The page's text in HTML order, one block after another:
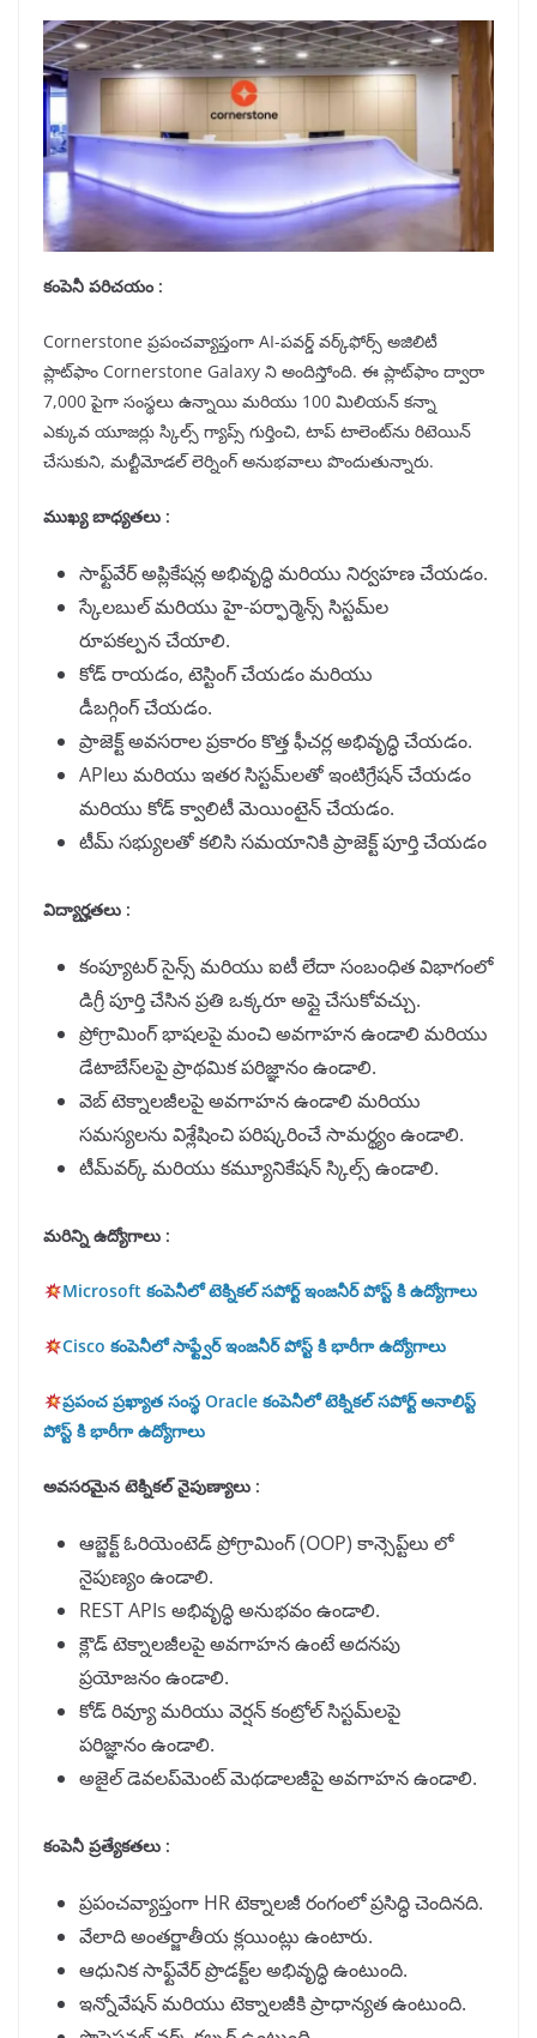
కంపెనీ పరిచయం :
Cornerstone ప్రపంచవ్యాప్తంగా AI-పవర్డ్ వర్క్‌ఫోర్స్ అజిలిటీ
ప్లాట్‌ఫాం Cornerstone Galaxy ని అందిస్తోంది. ఈ ప్లాట్‌ఫాం ద్వారా
7,000 పైగా సంస్థలు ఉన్నాయి మరియు 100 మిలియన్ కన్నా
ఎక్కువ యూజర్లు స్కిల్స్ గ్యాప్స్ గుర్తించి, టాప్ టాలెంట్‌ను రిటెయిన్
చేసుకుని, మల్టీమోడల్ లెర్నింగ్ అనుభవాలు పొందుతున్నారు.
ముఖ్య బాధ్యతలు :
సాఫ్ట్‌వేర్ అప్లికేషన్ల అభివృద్ధి మరియు నిర్వహణ చేయడం.
స్కేలబుల్ మరియు హై-పర్ఫార్మెన్స్ సిస్టమ్‌ల
రూపకల్పన చేయాలి.
కోడ్ రాయడం, టెస్టింగ్ చేయడం మరియు
డీబగ్గింగ్ చేయడం.
ప్రాజెక్ట్ అవసరాల ప్రకారం కొత్త ఫీచర్ల అభివృద్ధి చేయడం.
APIలు మరియు ఇతర సిస్టమ్‌లతో ఇంటిగ్రేషన్ చేయడం
మరియు కోడ్ క్వాలిటీ మెయింటైన్ చేయడం.
టీమ్ సభ్యులతో కలిసి సమయానికి ప్రాజెక్ట్ పూర్తి చేయడం
విద్యార్హతలు :
కంప్యూటర్ సైన్స్ మరియు ఐటీ లేదా సంబంధిత విభాగంలో
డిగ్రీ పూర్తి చేసిన ప్రతి ఒక్కరూ అప్లై చేసుకోవచ్చు.
ప్రోగ్రామింగ్ భాషలపై మంచి అవగాహన ఉండాలి మరియు
డేటాబేస్‌లపై ప్రాథమిక పరిజ్ఞానం ఉండాలి.
వెబ్ టెక్నాలజీలపై అవగాహన ఉండాలి మరియు
సమస్యలను విశ్లేషించి పరిష్కరించే సామర్థ్యం ఉండాలి.
టీమ్‌వర్క్ మరియు కమ్యూనికేషన్ స్కిల్స్ ఉండాలి.
మరిన్ని ఉద్యోగాలు :
Microsoft కంపెనీలో టెక్నికల్ సపోర్ట్ ఇంజనీర్ పోస్ట్ కి ఉద్యోగాలు
Cisco కంపెనీలో సాఫ్ట్వేర్ ఇంజనీర్ పోస్ట్ కి భారీగా ఉద్యోగాలు
ప్రపంచ ప్రఖ్యాత సంస్థ Oracle కంపెనీలో టెక్నికల్ సపోర్ట్ అనాలిస్ట్
పోస్ట్ కి భారీగా ఉద్యోగాలు
అవసరమైన టెక్నికల్ నైపుణ్యాలు :
ఆబ్జెక్ట్ ఓరియెంటెడ్ ప్రోగ్రామింగ్ (OOP) కాన్సెప్ట్‌లు లో
నైపుణ్యం ఉండాలి.
REST APIs అభివృద్ధి అనుభవం ఉండాలి.
క్లౌడ్ టెక్నాలజీలపై అవగాహన ఉంటే అదనపు
ప్రయోజనం ఉండాలి.
కోడ్ రివ్యూ మరియు వెర్షన్ కంట్రోల్ సిస్టమ్‌లపై
పరిజ్ఞానం ఉండాలి.
అజైల్ డెవలప్‌మెంట్ మెథడాలజీపై అవగాహన ఉండాలి.
కంపెనీ ప్రత్యేకతలు :
ప్రపంచవ్యాప్తంగా HR టెక్నాలజీ రంగంలో ప్రసిద్ధి చెందినది.
వేలాది అంతర్జాతీయ క్లయింట్లు ఉంటారు.
ఆధునిక సాఫ్ట్‌వేర్ ప్రొడక్ట్‌ల అభివృద్ధి ఉంటుంది.
ఇన్నోవేషన్ మరియు టెక్నాలజీకి ప్రాధాన్యత ఉంటుంది.